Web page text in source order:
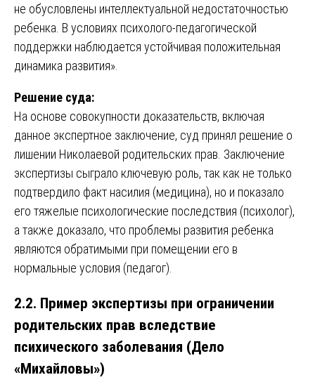
не обусловлены интеллектуальной недостаточностью
ребенка. В условиях психолого-педагогической
поддержки наблюдается устойчивая положительная
динамика развития».
Решение суда:
На основе совокупности доказательств, включая
данное экспертное заключение, суд принял решение о
лишении Николаевой родительских прав. Заключение
экспертизы сыграло ключевую роль, так как не только
подтвердило факт насилия (медицина), но и показало
его тяжелые психологические последствия (психолог),
а также доказало, что проблемы развития ребенка
являются обратимыми при помещении его в
нормальные условия (педагог).
2.2. Пример экспертизы при ограничении
родительских прав вследствие
психического заболевания (Дело
«Михайловы»)